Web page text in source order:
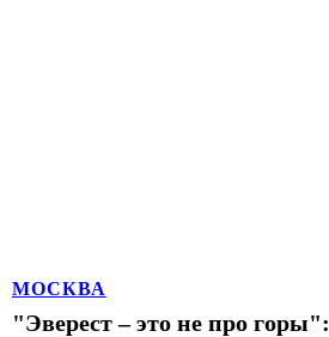
МОСКВА
"Эверест – это не про горы":